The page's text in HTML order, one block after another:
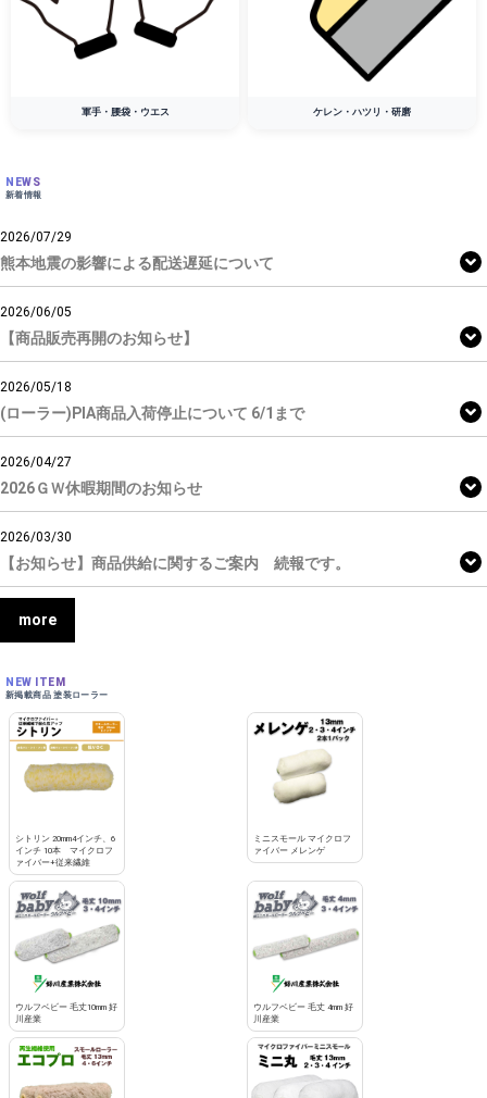
お買い物を続ける カートへ進む
軍手・腰袋・ウエス ケレン・ハツリ・研磨
NEWS
新着情報
2026/07/29
熊本地震の影響による配送遅延について
2026/06/05
【商品販売再開のお知らせ】
2026/05/18
(ローラー)PIA商品入荷停止について 6/1まで
2026/04/27
2026ＧＷ休暇期間のお知らせ
2026/03/30
【お知らせ】商品供給に関するご案内 続報です。
more
NEW ITEM
新掲載商品 塗装ローラー
シトリン 20mm4インチ、6
インチ 10本 マイクロフ
ァイバー+従来繊維
ミニスモール マイクロフ
ァイバー メレンゲ
ウルフベビー 毛丈10mm 好
川産業
ウルフベビー 毛丈 4mm 好
川産業